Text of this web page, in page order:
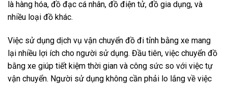
là hàng hóa, đồ đạc cá nhân, đồ điện tử, đồ gia dụng, và
nhiều loại đồ khác.
Việc sử dụng dịch vụ vận chuyển đồ đi tỉnh bằng xe mang
lại nhiều lợi ích cho người sử dụng. Đầu tiên, việc chuyển đồ
bằng xe giúp tiết kiệm thời gian và công sức so với việc tự
vận chuyển. Người sử dụng không cần phải lo lắng về việc